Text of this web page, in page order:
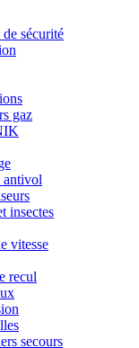
de sécurité
gaz
antivol
insectes
vitesse
recul
secours